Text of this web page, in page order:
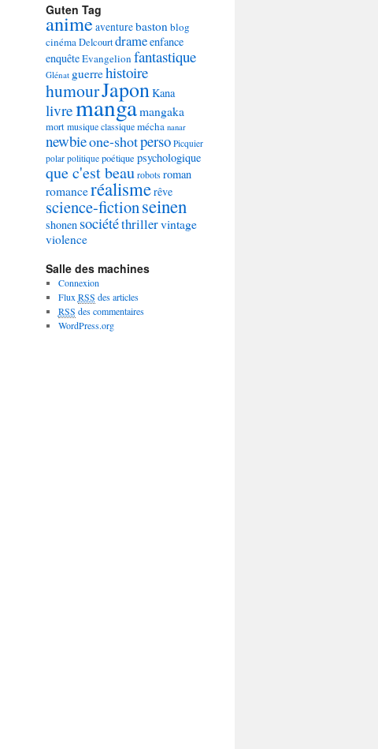
Guten Tag
animeaventurebaston blog
cinémaDelcourtdrameenfance
enquêteEvangelion fantastique
Glénat guerrehistoire
humourJapon Kana
livremangamangaka
mortmusique classiquemécha nanar
newbieone-shotperso Picquier
polar politique poétique psychologique
que c'est beaurobotsroman
romanceréalismerêve
science-fictionseinen
shonen sociététhrillervintage
violence
Salle des machines
Connexion
Flux RSS des articles
RSS des commentaires
WordPress.org